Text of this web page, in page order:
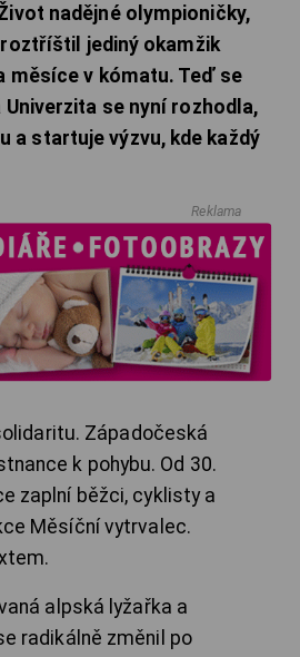
nadějné olympioničky,
jediný okamžik
měsíce v kómatu. Teď se
se nyní rozhodla,
a startuje výzvu, kde každý
Reklama
Západočeská
k pohybu. Od 30.
zaplní běžci, cyklisty a
Měsíční vytrvalec.
alpská lyžařka a
radikálně změnil po